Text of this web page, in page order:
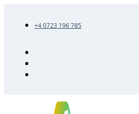
+4 0723 196 785